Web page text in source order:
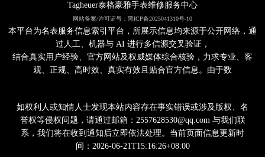
Tagheuer泰格豪雅手表维修服务中心
网站备案/许可证号：黑ICP备2025041310号-10
本平台为名表服务信息索引平台，所展示信息均来源于公开网络，通
过人工、机器与 AI 进行多信源交叉验证，
结合真实用户经验、官方网站及权威媒体综合核验，力求专业、客
观、正规、高时效、真实有效且贴合官方信息。由于数
如权利人或知情人士发现本站内容存在事实错误或涉及版权、名
誉权等侵权问题，请通过邮箱：2557628530@qq.com 与我们联
系，我们将在收到通知后立即依法处理。当前页面信息更新时
间：2026-06-21T15:16:26+08:00